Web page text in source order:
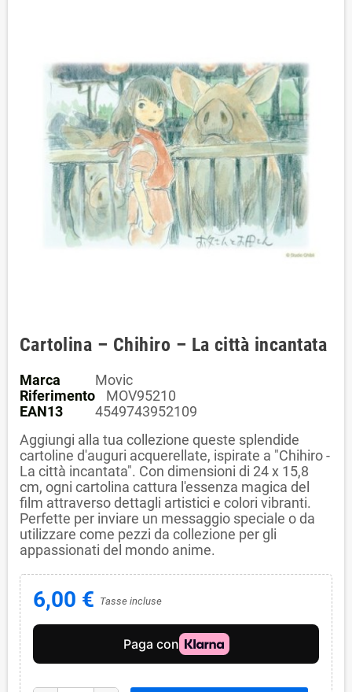
Cartolina – Chihiro – La città incantata
Marca
Movic
Riferimento
MOV95210
EAN13
4549743952109
Aggiungi alla tua collezione queste splendide
cartoline d'auguri acquerellate, ispirate a "Chihiro -
La città incantata". Con dimensioni di 24 x 15,8
cm, ogni cartolina cattura l'essenza magica del
film attraverso dettagli artistici e colori vibranti.
Perfette per inviare un messaggio speciale o da
utilizzare come pezzi da collezione per gli
appassionati del mondo anime.
6,00 € Tasse incluse